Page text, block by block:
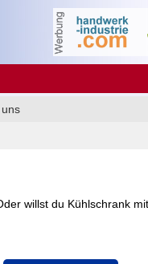
willst du Kühlschrank